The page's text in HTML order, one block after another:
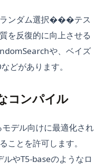
ランダム選択���テス
を反復的に向上させる
や、ベイズ
どがあります。
コンパイル
デル向けに最適化され
ことを許可します。
ルやT5-baseのようなロ